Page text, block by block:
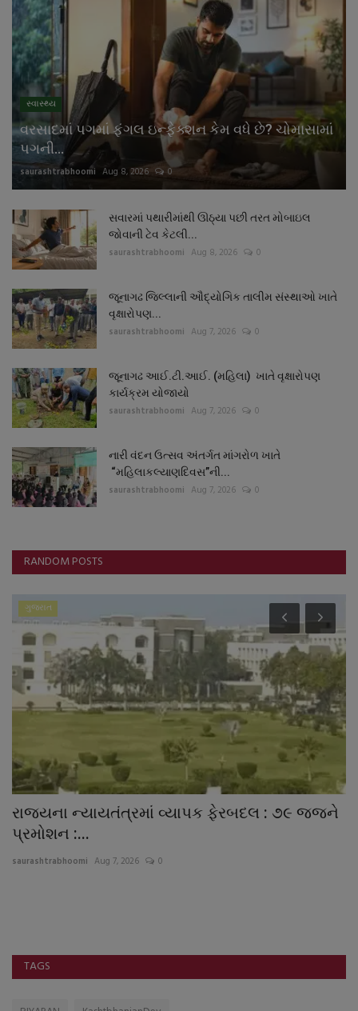
સ્વાસ્થ્ય
વરસાદમાં પગમાં ફંગલ ઇન્ફેક્શન કેમ વધે છે? ચોમાસામાં
પગની...
saurashtrabhoomi Aug 8, 2026 0
સવારમાં પથારીમાંથી ઊઠ્યા પછી તરત મોબાઇલ
જોવાની ટેવ કેટલી...
saurashtrabhoomi Aug 8, 2026 0
જૂનાગઢ જિલ્લાની ઔદ્યોગિક તાલીમ સંસ્થાઓ ખાતે
વૃક્ષારોપણ...
saurashtrabhoomi Aug 7, 2026 0
જૂનાગઢ આઈ.ટી.આઈ. (મહિલા) ખાતે વૃક્ષારોપણ
કાર્યક્રમ યોજાયો
saurashtrabhoomi Aug 7, 2026 0
નારી વંદન ઉત્સવ અંતર્ગત માંગરોળ ખાતે
“મહિલાકલ્યાણદિવસ”ની...
saurashtrabhoomi Aug 7, 2026 0
RANDOM POSTS
ગુજરાત
રાજયના ન્યાયતંત્રમાં વ્યાપક ફેરબદલ : ૭૯ જજને
પ્રમોશન :...
saurashtrabhoomi Aug 7, 2026 0
TAGS